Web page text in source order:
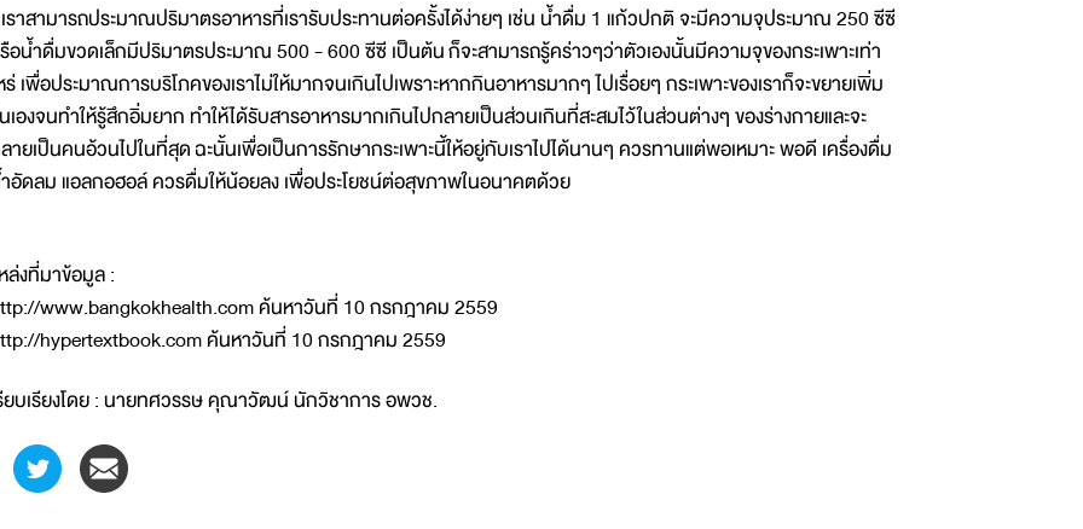
เราสามารถประมาณปริมาตรอาหารที่เรารับประทานต่อครั้งได้ง่ายๆ เช่น น้ำดื่ม 1 แก้วปกติ จะมีความจุประมาณ 250 ซีซี
อน้ำดื่มขวดเล็กมีปริมาตรประมาณ 500 - 600 ซีซี เป็นต้น ก็จะสามารถรู้คร่าวๆว่าตัวเองนั้นมีความจุของกระเพาะเท่า
ร่ เพื่อประมาณการบริโภคของเราไม่ให้มากจนเกินไปเพราะหากกินอาหารมากๆ ไปเรื่อยๆ กระเพาะของเราก็จะขยายเพิ่ม
เองจนทำให้รู้สึกอิ่มยาก ทำให้ได้รับสารอาหารมากเกินไปกลายเป็นส่วนเกินที่สะสมไว้ในส่วนต่างๆ ของร่างกายและจะ
ายเป็นคนอ้วนไปในที่สุด ฉะนั้นเพื่อเป็นการรักษากระเพาะนี้ให้อยู่กับเราไปได้นานๆ ควรทานแต่พอเหมาะ พอดี เครื่องดื่ม
อัดลม แอลกอฮอล์ ควรดื่มให้น้อยลง เพื่อประโยชน์ต่อสุขภาพในอนาคตด้วย
ล่งที่มาข้อมูล :
www.bangkokhealth.com ค้นหาวันที่ 10 กรกฎาคม 2559
hypertextbook.com ค้นหาวันที่ 10 กรกฎาคม 2559
ยบเรียงโดย : นายทศวรรษ คุณาวัฒน์ นักวิชาการ อพวช.